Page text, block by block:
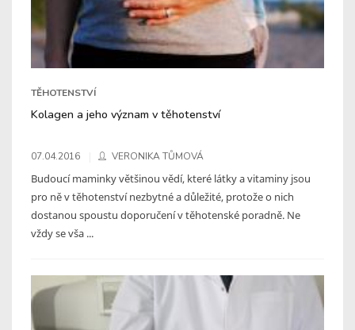
TĚHOTENSTVÍ
Kolagen a jeho význam v těhotenství
07.04.2016 VERONIKA TŮMOVÁ
Budoucí maminky většinou vědí, které látky a vitaminy jsou
pro ně v těhotenství nezbytné a důležité, protože o nich
dostanou spoustu doporučení v těhotenské poradně. Ne
vždy se vša ...